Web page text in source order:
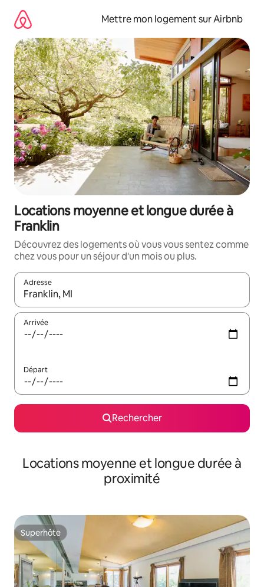
directement
contenu
Mettre mon logement sur Airbnb
Locations moyenne et longue durée à
Franklin
Découvrez des logements où vous vous sentez comme
chez vous pour un séjour d'un mois ou plus.
Adresse
Lorsque les résultats s'affichent, utilisez les flèches vers le
Arrivée
Départ
Rechercher
Locations moyenne et longue durée à
proximité
Superhôte
Superhôte